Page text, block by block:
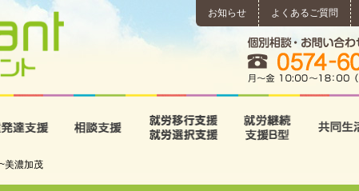
お知らせ よくあるご質問
相談支援 就労移行支援･就労選択支援
美濃加茂